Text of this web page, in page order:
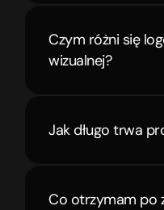
Czym różni się
wizualnej?
Jak długo trwa
Co otrzymam po